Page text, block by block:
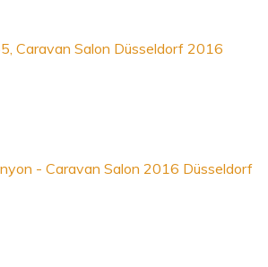
Caravan Salon Düsseldorf 2016
- Caravan Salon 2016 Düsseldorf